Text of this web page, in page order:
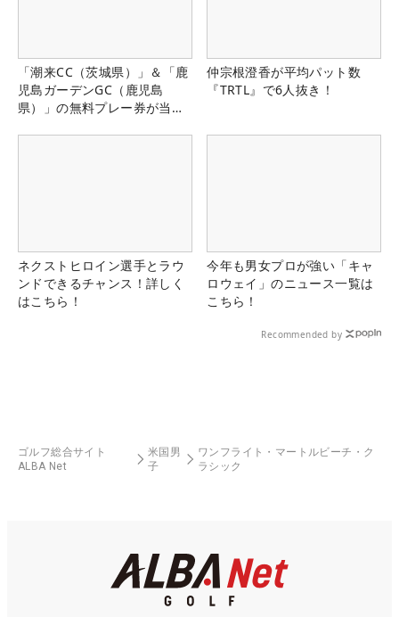
「潮来CC（茨城県）」＆「鹿
児島ガーデンGC（鹿児島
県）」の無料プレー券が当た
仲宗根澄香が平均パット数
『TRTL』で6人抜き！
ネクストヒロイン選手とラウ
ンドできるチャンス！詳しく
はこちら！
今年も男女プロが強い「キャ
ロウェイ」のニュース一覧は
こちら！
Recommended by
ゴルフ総合サイト
ALBA Net
米国男
子
ワンフライト・マートルビーチ・ク
ラシック